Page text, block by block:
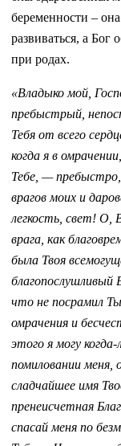
беременности –
развиваться, а Бог
при родах.
«Владыко мой,
пребыстрый,
Тебя от всего
когда я в
Тебе, —
врагов моих и
легкость, свет! О,
врага, как
была Твоя
благопослушливый
что не посрамил
омрачения и
этого я могу
помиловании меня,
сладчайшее имя
пренеисчетная
спасай меня по